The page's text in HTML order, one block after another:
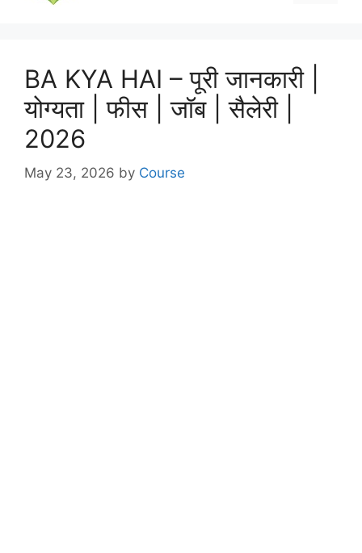
BA KYA HAI – पूरी जानकारी |
योग्यता | फीस | जॉब | सैलेरी |
2026
May 23, 2026 by Course